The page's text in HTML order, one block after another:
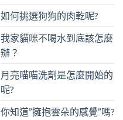
如何挑選狗狗的肉乾呢?
我家貓咪不喝水到底該怎麼
辦？
月亮喵喵洗劑是怎麼開始的
呢?
你知道”擁抱雲朵的感覺”嗎?